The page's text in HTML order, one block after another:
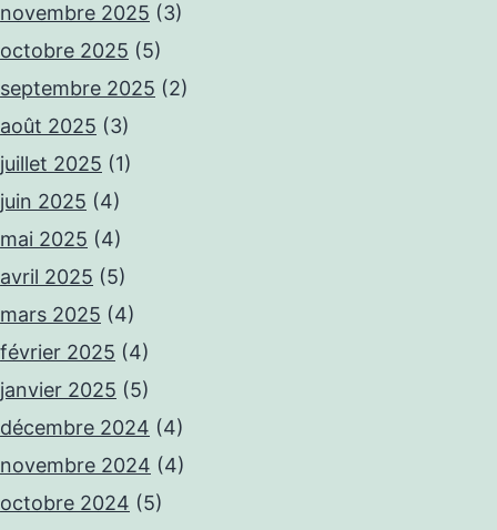
novembre 2025 (3)
octobre 2025 (5)
septembre 2025 (2)
août 2025 (3)
juillet 2025 (1)
juin 2025 (4)
mai 2025 (4)
avril 2025 (5)
mars 2025 (4)
février 2025 (4)
janvier 2025 (5)
décembre 2024 (4)
novembre 2024 (4)
octobre 2024 (5)